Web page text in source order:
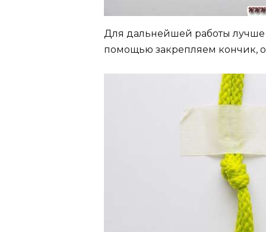
Для дальнейшей работы лучше
помощью закрепляем кончик,